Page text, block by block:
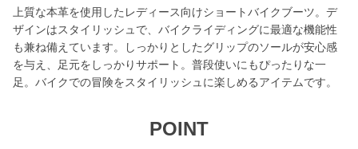
上質な本革を使用したレディース向けショートバイクブーツ。デ
ザインはスタイリッシュで、バイクライディングに最適な機能性
も兼ね備えています。しっかりとしたグリップのソールが安心感
を与え、足元をしっかりサポート。普段使いにもぴったりな一
足。バイクでの冒険をスタイリッシュに楽しめるアイテムです。
POINT